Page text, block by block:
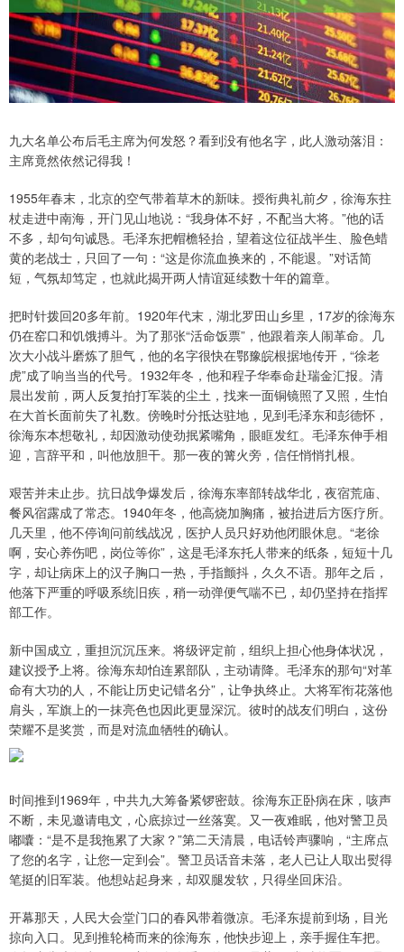
九大名单公布后毛主席为何发怒？看到没有他名字，此人激动落泪：
主席竟然依然记得我！
1955年春末，北京的空气带着草木的新味。授衔典礼前夕，徐海东拄
杖走进中南海，开门见山地说：“我身体不好，不配当大将。”他的话
不多，却句句诚恳。毛泽东把帽檐轻抬，望着这位征战半生、脸色蜡
黄的老战士，只回了一句：“这是你流血换来的，不能退。”对话简
短，气氛却笃定，也就此揭开两人情谊延续数十年的篇章。
把时针拨回20多年前。1920年代末，湖北罗田山乡里，17岁的徐海东
仍在窑口和饥饿搏斗。为了那张“活命饭票”，他跟着亲人闹革命。几
次大小战斗磨炼了胆气，他的名字很快在鄂豫皖根据地传开，“徐老
虎”成了响当当的代号。1932年冬，他和程子华奉命赴瑞金汇报。清
晨出发前，两人反复拍打军装的尘土，找来一面铜镜照了又照，生怕
在大首长面前失了礼数。傍晚时分抵达驻地，见到毛泽东和彭德怀，
徐海东本想敬礼，却因激动使劲抿紧嘴角，眼眶发红。毛泽东伸手相
迎，言辞平和，叫他放胆干。那一夜的篝火旁，信任悄悄扎根。
艰苦并未止步。抗日战争爆发后，徐海东率部转战华北，夜宿荒庙、
餐风宿露成了常态。1940年冬，他高烧加胸痛，被抬进后方医疗所。
几天里，他不停询问前线战况，医护人员只好劝他闭眼休息。“老徐
啊，安心养伤吧，岗位等你”，这是毛泽东托人带来的纸条，短短十几
字，却让病床上的汉子胸口一热，手指颤抖，久久不语。那年之后，
他落下严重的呼吸系统旧疾，稍一动弹便气喘不已，却仍坚持在指挥
部工作。
新中国成立，重担沉沉压来。将级评定前，组织上担心他身体状况，
建议授予上将。徐海东却怕连累部队，主动请降。毛泽东的那句“对革
命有大功的人，不能让历史记错名分”，让争执终止。大将军衔花落他
肩头，军旗上的一抹亮色也因此更显深沉。彼时的战友们明白，这份
荣耀不是奖赏，而是对流血牺牲的确认。
时间推到1969年，中共九大筹备紧锣密鼓。徐海东正卧病在床，咳声
不断，未见邀请电文，心底掠过一丝落寞。又一夜难眠，他对警卫员
嘟囔：“是不是我拖累了大家？”第二天清晨，电话铃声骤响，“主席点
了您的名字，让您一定到会”。警卫员话音未落，老人已让人取出熨得
笔挺的旧军装。他想站起身来，却双腿发软，只得坐回床沿。
开幕那天，人民大会堂门口的春风带着微凉。毛泽东提前到场，目光
掠向入口。见到推轮椅而来的徐海东，他快步迎上，亲手握住车把。